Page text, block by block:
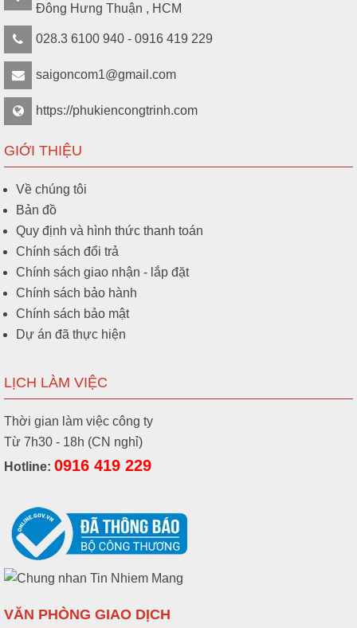
Đông Hưng Thuận , HCM
028.3 6100 940 - 0916 419 229
saigoncom1@gmail.com
https://phukiencongtrinh.com
GIỚI THIỆU
Về chúng tôi
Bản đồ
Quy định và hình thức thanh toán
Chính sách đổi trả
Chính sách giao nhận - lắp đặt
Chính sách bảo hành
Chính sách bảo mật
Dự án đã thực hiện
LỊCH LÀM VIỆC
Thời gian làm việc công ty
Từ 7h30 - 18h (CN nghỉ)
Hotline: 0916 419 229
VĂN PHÒNG GIAO DỊCH